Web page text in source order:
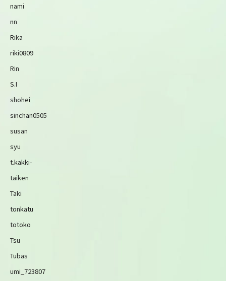
nami
nn
Rika
riki0809
Rin
S.I
shohei
sinchan0505
susan
syu
t.kakki-
taiken
Taki
tonkatu
totoko
Tsu
Tubas
umi_723807